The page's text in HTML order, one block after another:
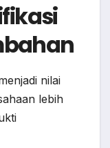
nilai
lebih